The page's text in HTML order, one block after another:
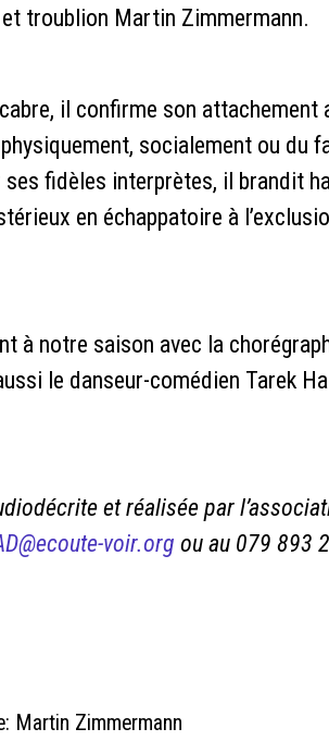
troublion Martin Zimmermann.
il confirme son attachement
socialement ou du
fidèles interprètes, il brandit
en échappatoire à
à notre saison avec la
le danseur-comédien Tarek
et réalisée par
voir.org ou au 079 893
Martin Zimmermann